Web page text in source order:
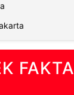
FAKTA